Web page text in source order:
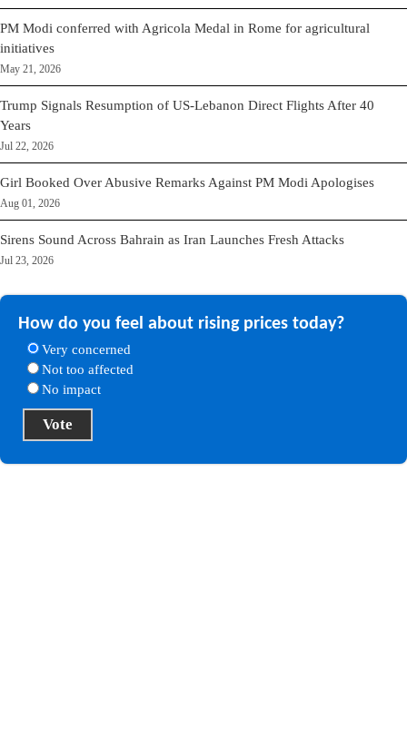
PM Modi conferred with Agricola Medal in Rome for agricultural
initiatives
May 21, 2026
Trump Signals Resumption of US-Lebanon Direct Flights After 40
Years
Jul 22, 2026
Girl Booked Over Abusive Remarks Against PM Modi Apologises
Aug 01, 2026
Sirens Sound Across Bahrain as Iran Launches Fresh Attacks
Jul 23, 2026
How do you feel about rising prices today?
Very concerned
Not too affected
No impact